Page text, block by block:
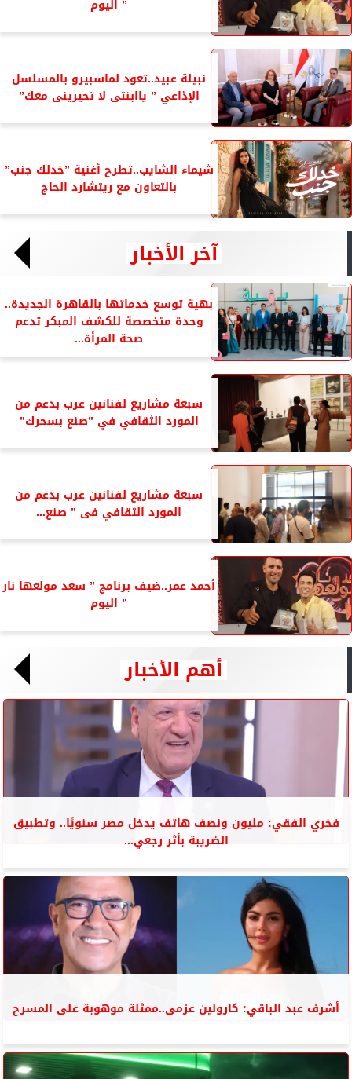
” اليوم
نبيلة عبيد..تعود لماسبيرو بالمسلسل
الإذاعي ” ياابنتى لا تحيرينى معك”
شيماء الشايب..تطرح أغنية ”خدلك جنب”
بالتعاون مع ريتشارد الحاج
آخر الأخبار
بهية توسع خدماتها بالقاهرة الجديدة..
وحدة متخصصة للكشف المبكر تدعم
صحة المرأة...
سبعة مشاريع لفنانين عرب بدعم من
المورد الثقافي في ”صنع بسحرك”
سبعة مشاريع لفنانين عرب بدعم من
المورد الثقافي فى ” صنع...
أحمد عمر..ضيف برنامج ” سعد مولعها نار
” اليوم
أهم الأخبار
فخري الفقي: مليون ونصف هاتف يدخل مصر سنويًا.. وتطبيق
الضريبة بأثر رجعي...
أشرف عبد الباقي: كارولين عزمى..ممثلة موهوبة على المسرح